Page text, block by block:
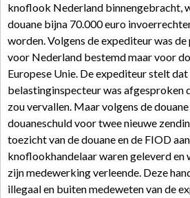
knoflook Nederland binnengebracht,
douane bijna 70.000 euro
worden. Volgens de expediteur was
voor Nederland bestemd maar voor
Europese Unie. De expediteur stelt
belastinginspecteur was afgesproken
zou vervallen. Maar volgens de
douaneschuld voor twee nieuwe
toezicht van de douane en de FIOD
knoflookhandelaar waren geleverd en
zijn medewerking verleende. Deze
illegaal en buiten medeweten van de